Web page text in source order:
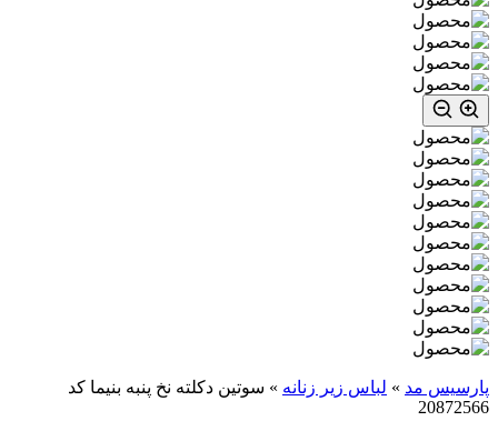
پارسیس مد » لباس زیر زنانه » سوتین دکلته نخ پنبه بنیما کد
20872566